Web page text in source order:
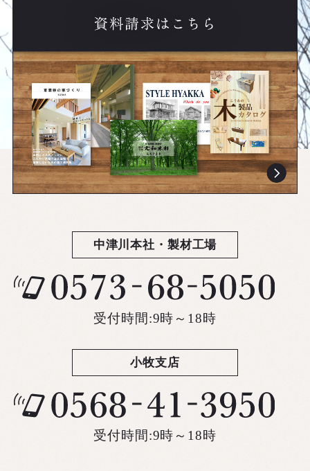
中津川本社・製材工場
受付時間:9時～18時
小牧支店
受付時間:9時～18時